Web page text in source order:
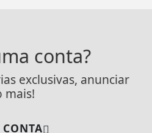
conta?
exclusivas, anunciar
mais!